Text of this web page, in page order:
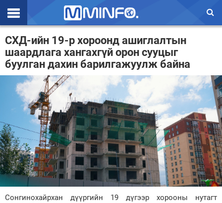
Эхлэл
Цаг агаар
Валют ханш
Улс төр
Эдийн засаг
Үзэл бодол
Спорт
Нийгэм
Дэлхий
СХД-ийн 19-р хороонд ашиглалтын
шаардлага хангахгүй орон сууцыг
буулган дахин барилгажуулж байна
Сонгинохайрхан дүүргийн 19 дүгээр хорооны нутагт